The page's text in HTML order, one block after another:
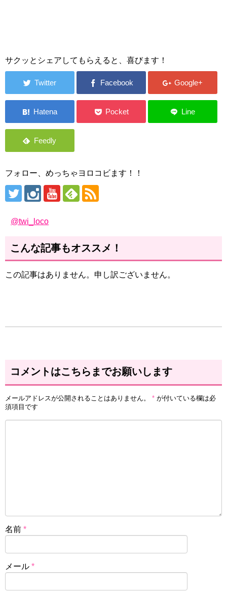
サクッとシェアしてもらえると、喜びます！
フォロー、めっちゃヨロコビます！！
@twi_loco
こんな記事もオススメ！
この記事はありません。申し訳ございません。
コメントはこちらまでお願いします
メールアドレスが公開されることはありません。 * が付いている欄は必
須項目です
名前 *
メール *